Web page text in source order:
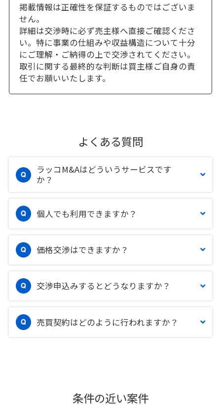
掲載情報は正確性を保証するものではございま
せん。
詳細は交渉時に必ず売主様へ直接ご確認くださ
い。特に事業の仕組みや収益構造について十分
にご理解・ご納得の上で交渉されてください。
取引に関する最終的な判断は買主様ご自身の責
任でお願いいたします。
よくある質問
ラッコM&Aはどういうサービスです
か？
個人でも利用できますか？
価格交渉はできますか？
交渉申込みするとどうなりますか？
売買契約はどのように行われますか？
条件の近い案件